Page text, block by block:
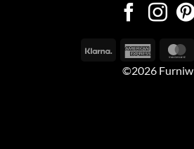
©2026 Furniw